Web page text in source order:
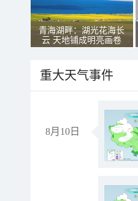
青海湖畔：湖光花海长
云 天地铺成明亮画卷
重大天气事件
8月10日